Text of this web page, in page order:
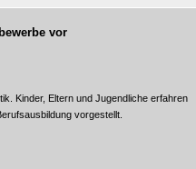
vor
Kinder, Eltern und Jugendliche erfahren
vorgestellt.